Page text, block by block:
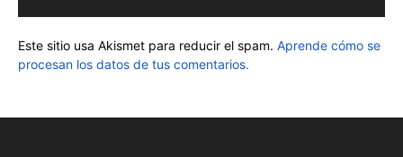
Este sitio usa Akismet para reducir el spam. Aprende cómo se
procesan los datos de tus comentarios.